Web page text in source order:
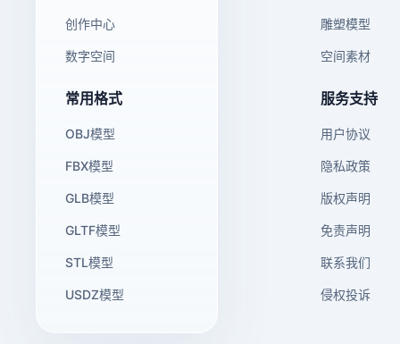
创作中心
数字空间
雕塑模型
空间素材
常用格式
OBJ模型
FBX模型
GLB模型
GLTF模型
STL模型
USDZ模型
服务支持
用户协议
隐私政策
版权声明
免责声明
联系我们
侵权投诉